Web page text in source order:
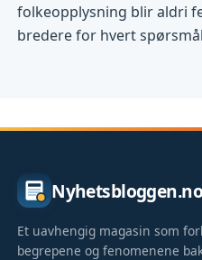
folkeopplysning blir aldri
bredere for hvert
Nyhetsbloggen.no
Et uavhengig magasin som
begrepene og fenomenene